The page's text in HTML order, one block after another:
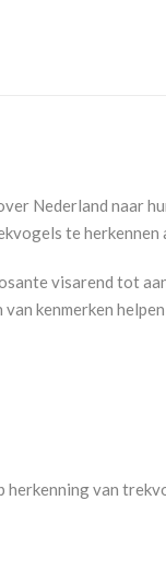
Nederland naar
te herkennen
visarend tot
kenmerken
herkenning van